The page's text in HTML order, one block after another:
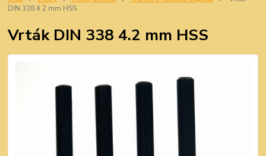
DIN 338 4.2 mm HSS
Vrták DIN 338 4.2 mm HSS